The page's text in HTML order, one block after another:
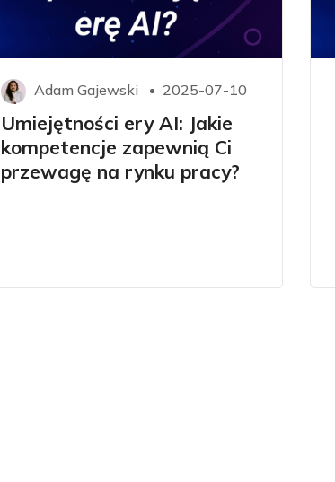
Adam Gajewski 2025-07-10
Umiejętności ery AI: Jakie
kompetencje zapewnią Ci
przewagę na rynku pracy?